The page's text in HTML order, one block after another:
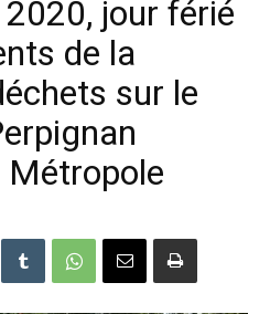
jour férié
de la
sur le
Métropole